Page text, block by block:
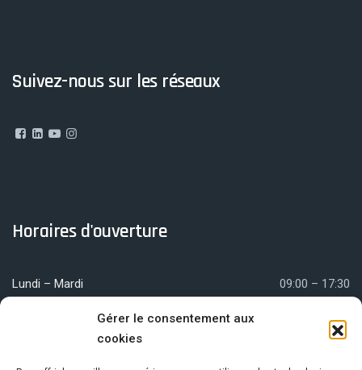
Gérer le consentement aux
cookies
Suivez-nous sur les réseaux
Horaires d'ouverture
Lundi – Mardi 09:00 – 17:30
09:00 – 12:00